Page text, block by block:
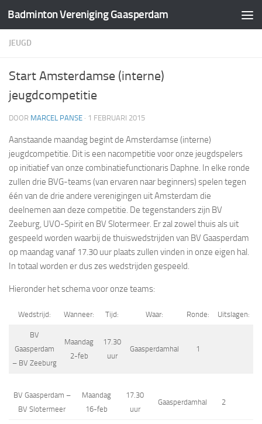
Doorgaan naar inhoud
Badminton Vereniging Gaasperdam
JEUGD
Start Amsterdamse (interne)
jeugdcompetitie
DOOR MARCEL PANSE · 1 FEBRUARI 2015
Aanstaande maandag begint de Amsterdamse (interne)
jeugdcompetitie. Dit is een nacompetitie voor onze jeugdspelers
op initiatief van onze combinatiefunctionaris Daphne. In elke ronde
zullen drie BVG-teams (van ervaren naar beginners) spelen tegen
één van de drie andere verenigingen uit Amsterdam die
deelnemen aan deze competitie. De tegenstanders zijn BV
Zeeburg, UVO-Spirit en BV Slotermeer. Er zal zowel thuis als uit
gespeeld worden waarbij de thuiswedstrijden van BV Gaasperdam
op maandag vanaf 17.30 uur plaats zullen vinden in onze eigen hal.
In totaal worden er dus zes wedstrijden gespeeld.
Hieronder het schema voor onze teams:
Wedstrijd: Wanneer: Tijd: Waar: Ronde: Uitslagen:
BV
Gaasperdam
– BV Zeeburg
Maandag
2-feb
17.30
uur
Gaasperdamhal 1
BV Gaasperdam –
BV Slotermeer
Maandag
16-feb
17.30
uur
Gaasperdamhal 2